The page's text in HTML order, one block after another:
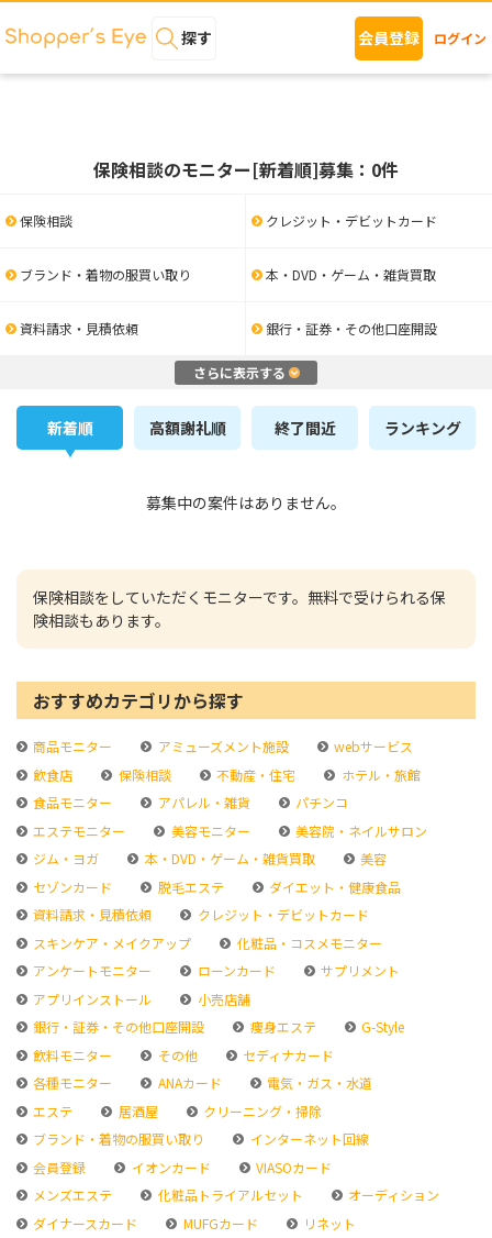
探す 会員登録 ログイン
保険相談のモニター[新着順]募集：0件
保険相談 クレジット・デビットカード
ブランド・着物の服買い取り 本・DVD・ゲーム・雑貨買取
資料請求・見積依頼 銀行・証券・その他口座開設
さらに表示する
新着順 高額謝礼順 終了間近 ランキング
募集中の案件はありません。
保険相談をしていただくモニターです。無料で受けられる保
険相談もあります。
おすすめカテゴリから探す
商品モニター アミューズメント施設
webサービス
飲食店
保険相談 不動産・住宅
ホテル・旅館
食品モニター
アパレル・雑貨
パチンコ
エステモニター
美容モニター
美容院・ネイルサロン
ジム・ヨガ
本・DVD・ゲーム・雑貨買取
美容
セゾンカード
脱毛エステ
ダイエット・健康食品
資料請求・見積依頼
クレジット・デビットカード
スキンケア・メイクアップ
化粧品・コスメモニター
アンケートモニター
ローンカード
サプリメント
アプリインストール
小売店舗
銀行・証券・その他口座開設
痩身エステ
G-Style
飲料モニター
その他
セディナカード
各種モニター
ANAカード
電気・ガス・水道
エステ
居酒屋
クリーニング・掃除
ブランド・着物の服買い取り
インターネット回線
会員登録
イオンカード
VIASOカード
メンズエステ
化粧品トライアルセット
オーディション
ダイナースカード
MUFGカード
リネット